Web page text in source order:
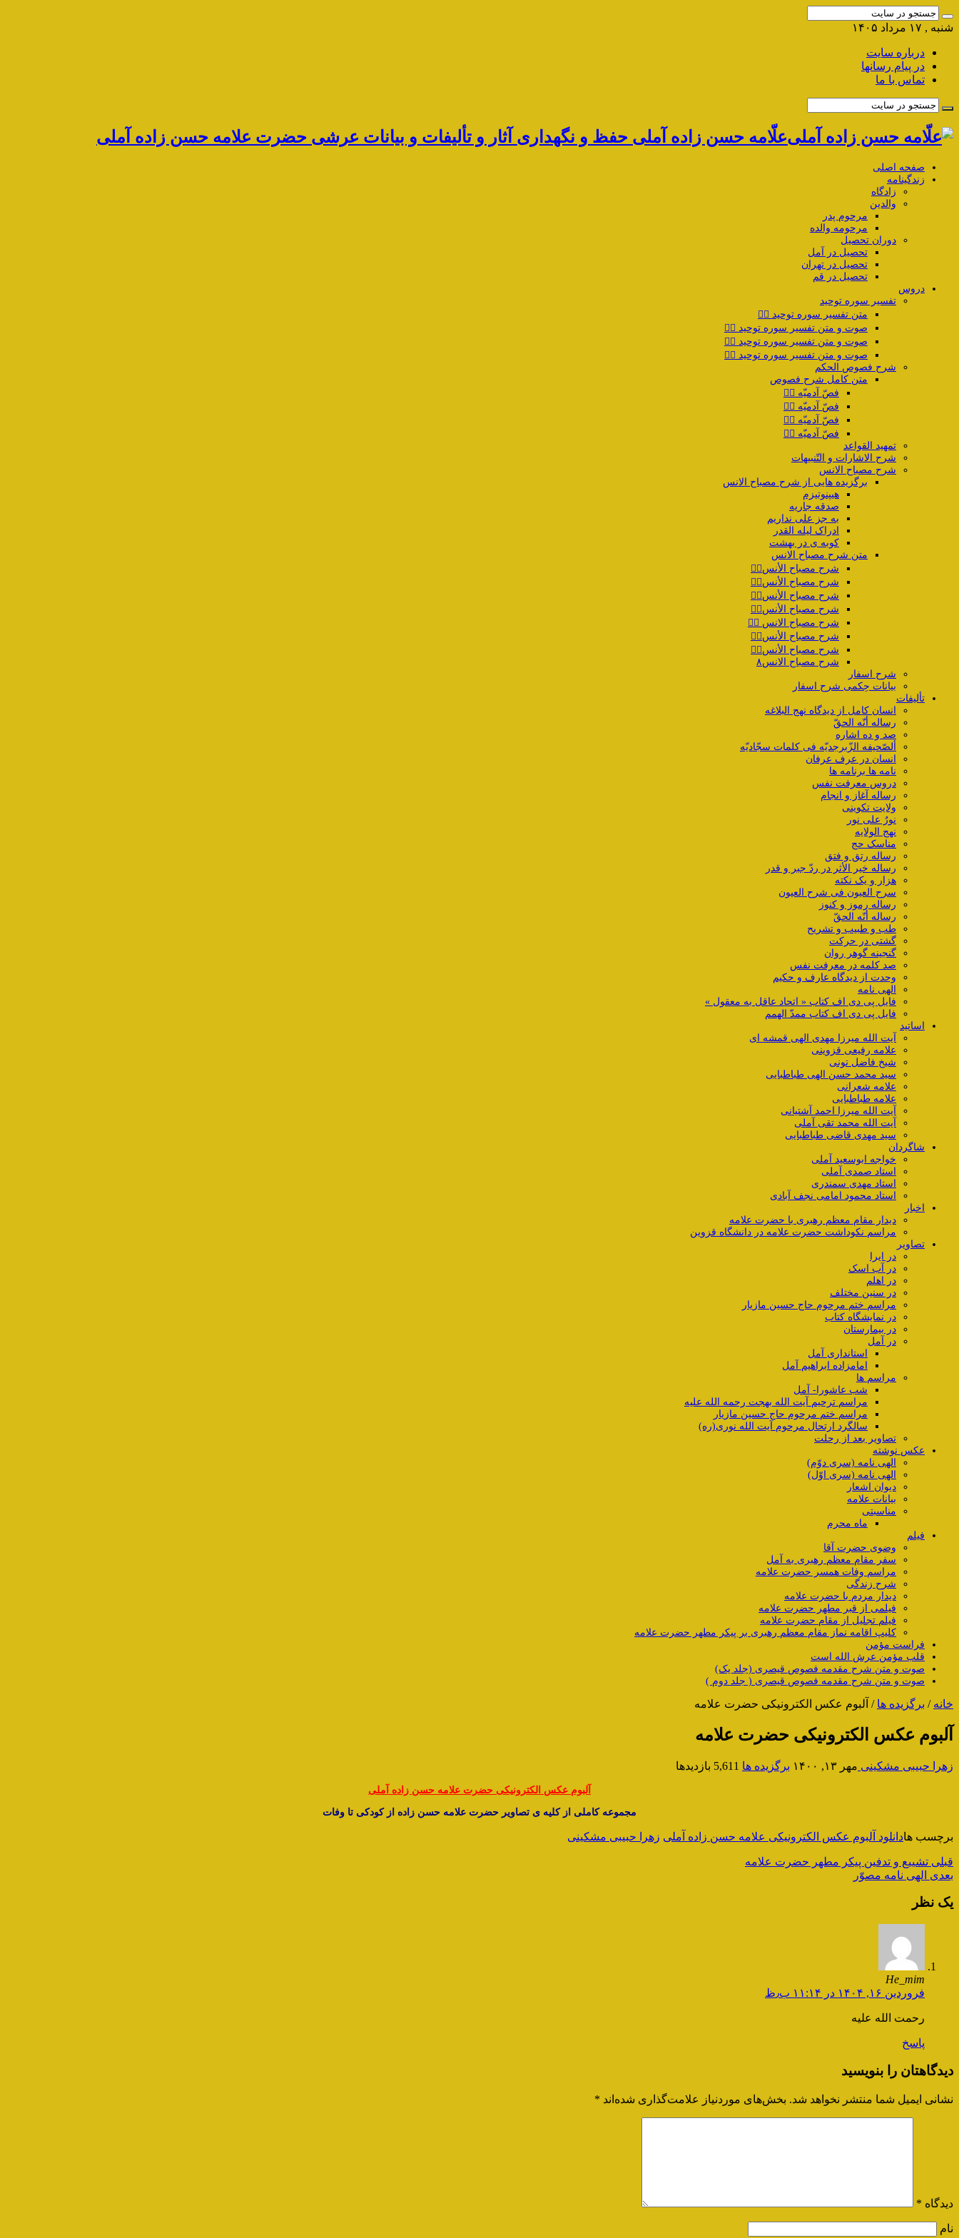
شنبه , ۱۷ مرداد ۱۴۰۵
درباره سایت
در پیام رسانها
تماس با ما
علّامه حسن زاده آملی حفظ و نگهداری آثار و تألیفات و بیانات عرشی حضرت علامه حسن زاده آملی
صفحه اصلی
زندگینامه
زادگاه
والدین
مرحوم پدر
مرحومه والده
دوران تحصیل
تحصیل در آمل
تحصیل در تهران
تحصیل در قم
دروس
تفسیر سوره توحید
متن تفسیر سوره توحید ۱️⃣
صوت و متن تفسیر سوره توحید ۲️⃣
صوت و متن تفسیر سوره توحید ۳️⃣
صوت و متن تفسیر سوره توحید ۴️⃣
شرح فصوص الحکم
متن کامل شرح فصوص
فصّ آدمیّه ۱️⃣
فصّ آدمیّه ۲️⃣
فصّ آدمیّه ۳️⃣
فصّ آدمیّه ۴️⃣
تمهید القواعد
شرح الاشارات و التّنبیهات
شرح مصباح الانس
برگزیده هایی از شرح مصباح الانس
هیپنوتیزم
صدقه جاریه
به جز علی نداریم
ادراک لیله القدر
کوبه ی در بهشت
متن شرح مصباح الانس
شرح مصباح الأنس۱️⃣
شرح مصباح الأنس۲️⃣
شرح مصباح الأنس۳️⃣
شرح مصباح الأنس۴️⃣
شرح مصباح الانس ۵️⃣
شرح مصباح الأنس۶️⃣
شرح مصباح الأنس۷️⃣
شرح مصباح الانس۸
شرح اسفار
بیانات حِکمی شرح اسفار
تألیفات
انسان کامل از دیدگاه نهج البلاغه
رساله أنّه الحقّ
صد و ده اشاره
ألصّحیفه الزّبرجدیّه فی کلمات سجّادیّه
انسان در عرف عرفان
نامه ها برنامه ها
دروس معرفت نفس
رساله آغاز و انجام
ولایت تکوینی
نورٌ علی نور
نهج الولایه
مناسک حج
رساله رتق و فتق
رساله خیر الأثر در ردّ جبر و قدر
هزار و یک نکته
سرح العیون فی شرح العیون
رساله رموز و کنوز
رساله أنّه الحقّ
طب و طبیب و تشریح
گشتی در حرکت
گنجینه گوهر روان
صد کلمه در معرفت نفس
وحدت از دیدگاه عارف و حکیم
الهی نامه
فایل پی دی اف کتاب « اتحاد عاقل به معقول »
فایل پی دی اف کتاب ممدّ الهمم
اساتید
آیت الله میرزا مهدی الهی قمشه ای
علامه رفیعی قزوینی
شیخ فاضل تونی
سید محمد حسن الهی طباطبایی
علامه شعرانی
علامه طباطبایی
آیت الله میرزا احمد آشتیانی
آیت الله محمد تقی آملی
سید مهدی قاضی طباطبایی
شاگردان
خواجه ابوسعید آملی
استاد صمدی آملی
استاد مهدی سمندری
استاد محمود امامی نجف آبادی
اخبار
دیدار مقام معظم رهبری با حضرت علامه
مراسم نکوداشت حضرت علامه در دانشگاه قزوین
تصاویر
در ایرا
در آب اسک
در اهلم
در سنین مختلف
مراسم ختم مرحوم حاج حسین مازیار
در نمایشگاه کتاب
در بیمارستان
در آمل
استانداری آمل
امامزاده ابراهیم آمل
مراسم ها
شب عاشورا- آمل
مراسم ترحیم آیت الله بهجت رحمه الله علیه
مراسم ختم مرحوم حاج حسین مازیار
سالگرد ارتحال مرحوم آیت الله نوری(ره)
تصاویر بعد از رحلت
عکس نوشته
الهی نامه (سری دوّم)
الهی نامه (سری اوّل)
دیوان اشعار
بیانات علامه
مناسبتی
ماه محرم
فیلم
وضوی حضرت آقا
سفر مقام معظم رهبری به آمل
مراسم وفات همسر حضرت علامه
شرح زندگی
دیدار مردم با حضرت علامه
فیلمی از قبر مطهر حضرت علامه
فیلم تجلیل از مقام حضرت علامه
کلیپ اقامه نماز مقام معظم رهبری بر پیکر مطهر حضرت علامه
فراست مؤمن
قلب مؤمن عرش الله است
صوت و متن شرح مقدمه فصوص قیصری (جلد یک)
صوت و متن شرح مقدمه فصوص قیصری ( جلد دوم )
خانه / برگزیده ها / آلبوم عکس الکترونیکی حضرت علامه
آلبوم عکس الکترونیکی حضرت علامه
زهرا حبیبی مشکینی مهر ۱۳, ۱۴۰۰ برگزیده ها 5,611 بازدیدها
آلبوم عکس الکترونیکی حضرت علامه حسن زاده آملی
مجموعه کاملی از کلیه ی تصاویر حضرت علامه حسن زاده از کودکی تا وفات
برچسب هادانلود آلبوم عکس الکترونیکی علامه حسن زاده آملی زهرا حبیبی مشکینی
قبلی تشییع و تدفین پیکر مطهر حضرت علامه
بعدی الهی نامه مصوّر
یک نظر
He_mim
فروردین ۱۶, ۱۴۰۴ در ۱۱:۱۴ ب٫ظ
رحمت الله علیه
پاسخ
دیدگاهتان را بنویسید
نشانی ایمیل شما منتشر نخواهد شد. بخش‌های موردنیاز علامت‌گذاری شده‌اند *
دیدگاه *
نام